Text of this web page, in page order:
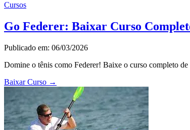
Cursos
Go Federer: Baixar Curso
Publicado em: 06/03/2026
Domine o tênis como Federer! Baixe o curso completo
Baixar Curso →